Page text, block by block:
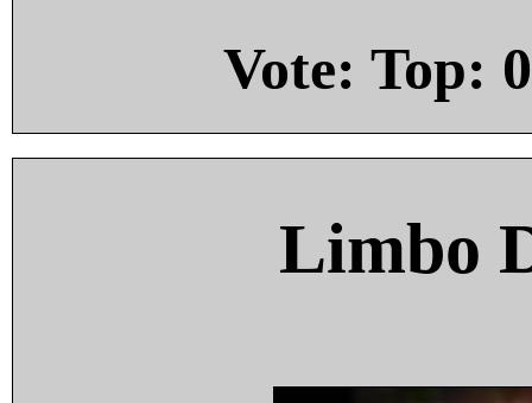
Vote: Top: 0
Limbo